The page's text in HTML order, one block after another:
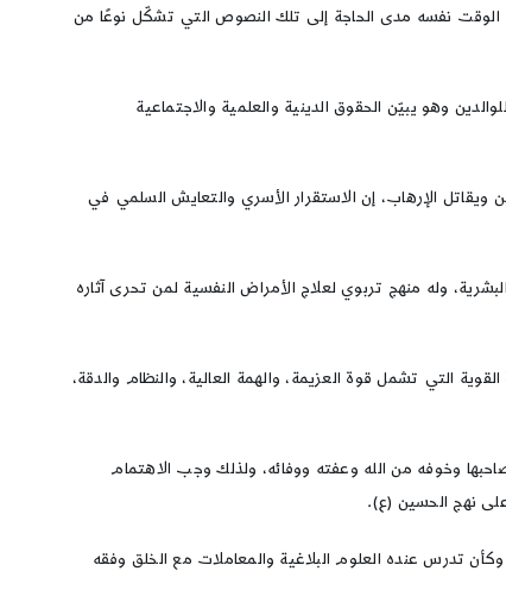
الوقت نفسه مدى الحاجة إلى تلك النصوص التي تشكّل نوعًا من
وهو يبيّن الحقوق الدينية والعلمية والاجتماعية
ويقاتل الإرهاب، إن الاستقرار الأسري والتعايش السلمي في
وله منهج تربوي لعلاج الأمراض النفسية لمن تحرى آثاره
التي تشمل قوة العزيمة، والهمة العالية، والنظام والدقة،
وخوفه من الله وعفته ووفائه، ولذلك وجب الاهتمام
نهج الحسين (ع).
تدرس عنده العلوم البلاغية والمعاملات مع الخلق وفقه